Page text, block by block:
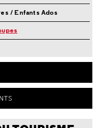
/ Enfants Ados